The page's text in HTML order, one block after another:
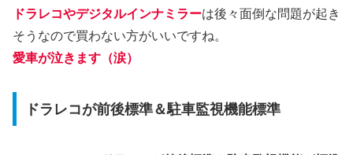
ドラレコやデジタルインナミラーは後々面倒な問題が起き
そうなので買わない方がいいですね。
愛車が泣きます（涙）
ドラレコが前後標準＆駐車監視機能標準